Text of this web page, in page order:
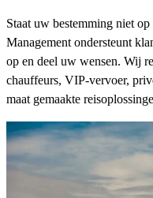
Staat uw bestemming niet
Management ondersteunt
op en deel uw wensen. Wij
chauffeurs, VIP-vervoer,
maat gemaakte